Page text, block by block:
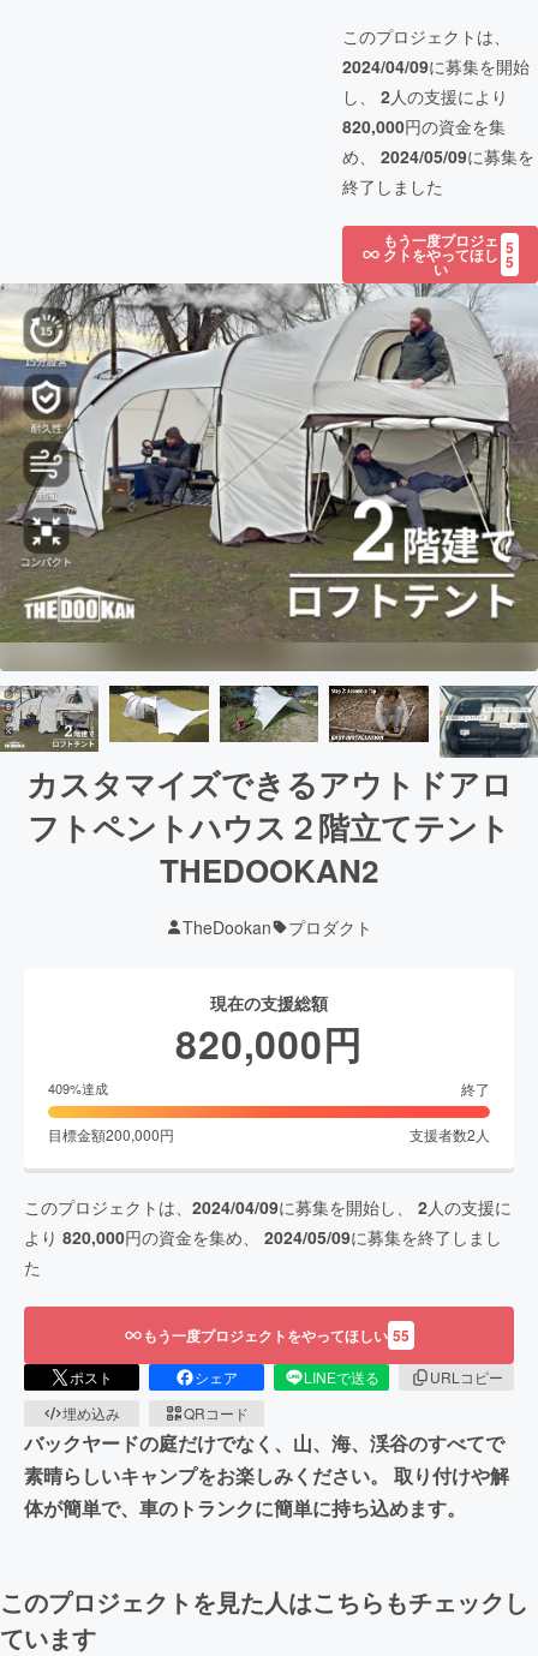
このプロジェクトは、
2024/04/09に募集を開始
し、 2人の支援により
820,000円の資金を集
め、 2024/05/09に募集を
終了しました
もう一度プロジェ
クトをやってほし
い
5
5
カスタマイズできるアウトドアロ
フトペントハウス２階立てテント
THEDOOKAN2
TheDookan プロダクト
現在の支援総額
820,000円
409%達成 終了
目標金額200,000円 支援者数2 人
このプロジェクトは、 2024/04/09に募集を開始し、 2人の支援に
より 820,000円の資金を集め、 2024/05/09に募集を終了しまし
た
もう一度プロジェクトをやってほしい 55
ポスト シェア LINEで送る
URLコピー
埋め込み
QRコード
バックヤードの庭だけでなく、山、海、渓谷のすべてで
素晴らしいキャンプをお楽しみください。 取り付けや解
体が簡単で、車のトランクに簡単に持ち込めます。
このプロジェクトを見た人はこちらもチェックし
ています